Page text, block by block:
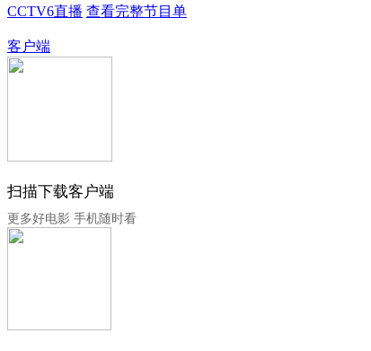
CCTV6直播 查看完整节目单
客户端
扫描下载客户端
更多好电影 手机随时看